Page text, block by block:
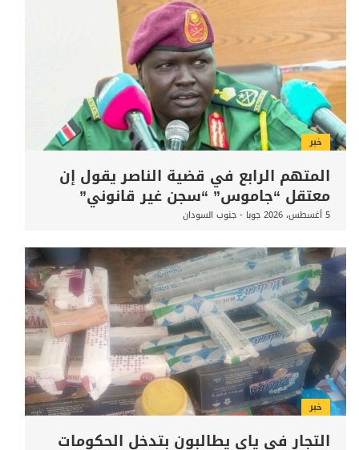
خبر
المتهم الرابع في قضية الناصر يقول إن
معتقل “جاموس” “سجن غير قانوني”
5 أغسطس، 2026 جوبا - جنوب السودان
خبر
التجار في ياي يطالبون بتدخل الحكومات